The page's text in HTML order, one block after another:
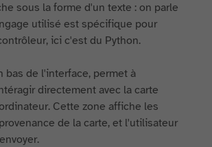
sous la forme d'un texte : on parle
utilisé est spécifique pour
ici c'est du Python.
bas de l'interface, permet à
directement avec la carte
Cette zone affiche les
de la carte, et l'utilisateur